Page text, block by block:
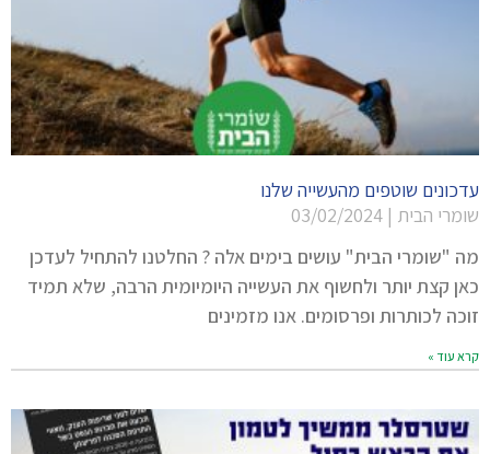
עדכונים שוטפים מהעשייה שלנו
שומרי הבית
מה "שומרי הבית" עושים בימים אלה ? החלטנו להתחיל לעדכן
כאן קצת יותר ולחשוף את העשייה היומיומית הרבה, שלא תמיד
זוכה לכותרות ופרסומים. אנו מזמינים
קרא עוד »